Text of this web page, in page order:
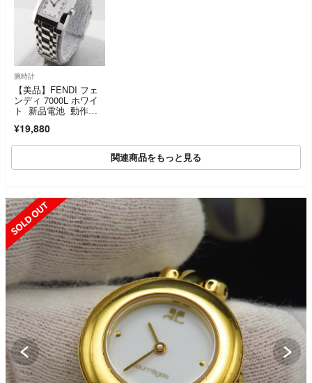
腕時計
【美品】FENDI フェ
ンディ 7000L ホワイ
ト 新品電池 動作正
¥19,880
関連商品をもっと見る
SOLD OUT